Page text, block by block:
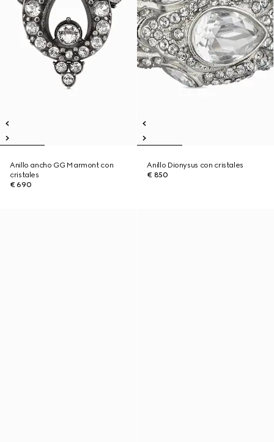
Anillo ancho GG Marmont con
cristales
€ 690
Anillo Dionysus con cristales
€ 850